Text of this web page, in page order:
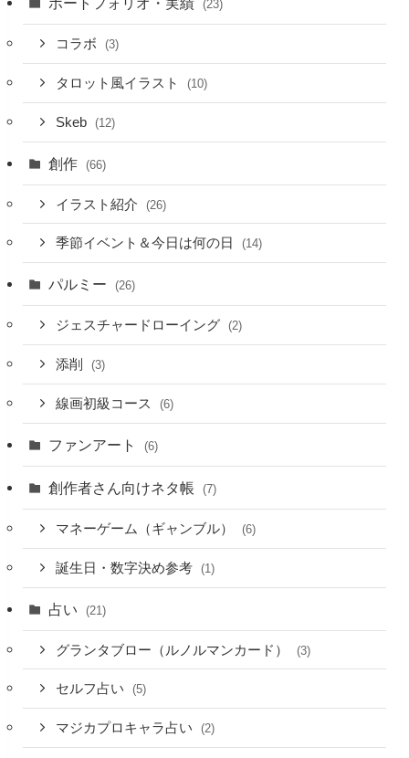
(23)
コラボ (3)
タロット風イラスト (10)
Skeb (12)
創作 (66)
イラスト紹介 (26)
季節イベント＆今日は何の日 (14)
パルミー (26)
ジェスチャードローイング (2)
添削 (3)
線画初級コース (6)
ファンアート (6)
創作者さん向けネタ帳 (7)
マネーゲーム（ギャンブル） (6)
誕生日・数字決め参考 (1)
占い (21)
グランタブロー（ルノルマンカード） (3)
セルフ占い (5)
マジカプロキャラ占い (2)